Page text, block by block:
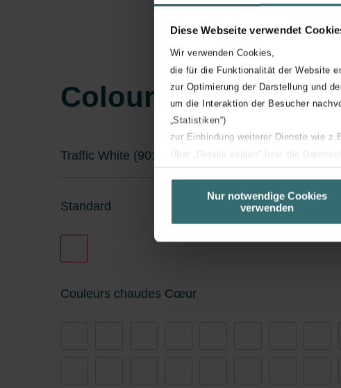
Diese Webseite verwendet
Wir verwenden Cookies,
die für die Funktionalität der Website
zur Optimierung der Darstellung und
um die Interaktion der Besucher
„Statistiken“)
zur Einbindung weiterer Dienste wie
Über „Details zeigen“ bzw. die
unserer Website verwenden, um
basierend auf Ihren Interessen zur
Datenschutzerklärung widerrufen.
Zehnder Group België nv/sa:
Nur notwendige Cookies
verwenden
Colour System
Traffic White (9016* / RAL 9016)
Standard
Couleurs chaudes Cœur